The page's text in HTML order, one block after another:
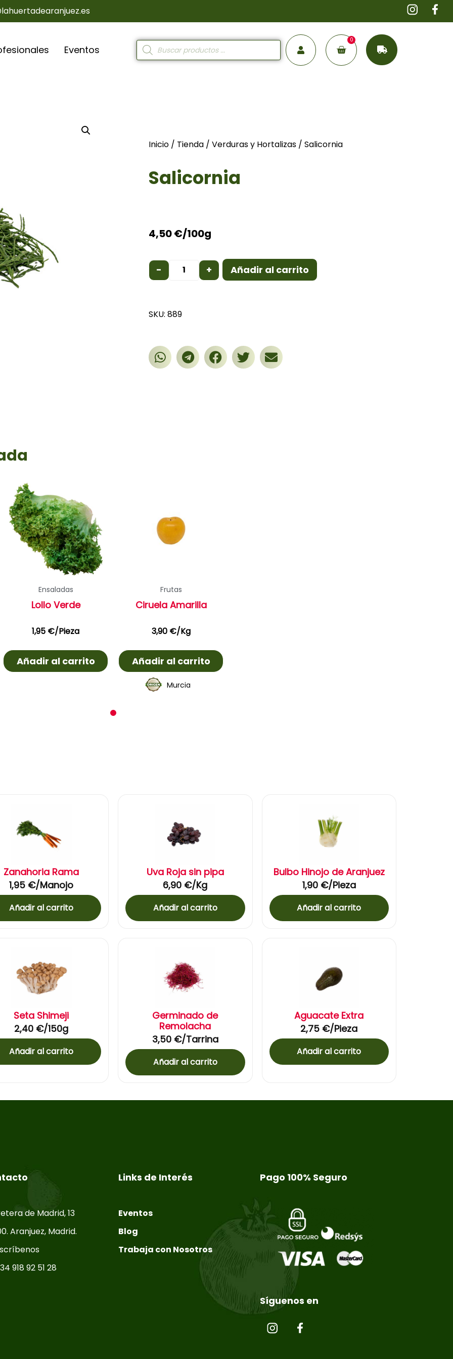
Eventos
0
Inicio / Tienda / Verduras y Hortalizas / Salicornia
Salicornia
4,50€/100g
- + Añadir al carrito
SKU: 889
Ensaladas
Lollo Verde
1,95 €/Pieza
Añadir al carrito
Frutas
Ciruela Amarilla
3,90 €/Kg
Añadir al carrito
Murcia
Zanahoria Rama
1,95 €/Manojo
Añadir al carrito
Uva Roja sin pipa
6,90 €/Kg
Añadir al carrito
Bulbo Hinojo de Aranjuez
1,90 €/Pieza
Añadir al carrito
Seta Shimeji
2,40 €/150g
Añadir al carrito
Germinado de
Remolacha
3,50 €/Tarrina
Añadir al carrito
Aguacate Extra
2,75 €/Pieza
Añadir al carrito
de Madrid, 13
Aranjuez, Madrid.
918 92 51 28
Links de Interés
Eventos
Blog
Trabaja con Nosotros
Pago 100% Seguro
Síguenos en